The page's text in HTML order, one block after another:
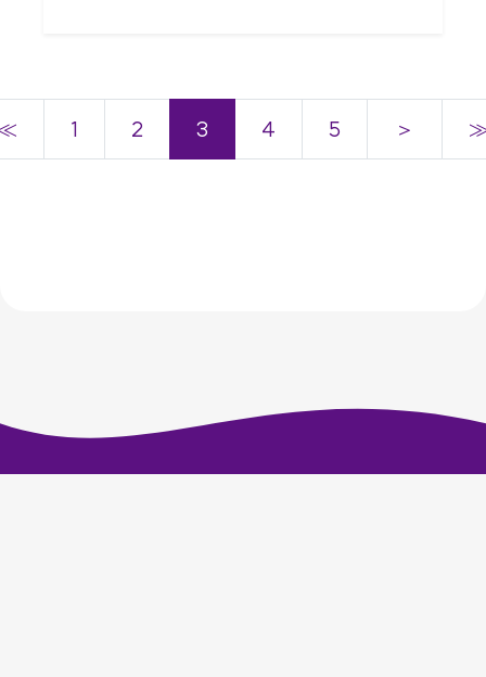
1 2 3 4 5 ＞